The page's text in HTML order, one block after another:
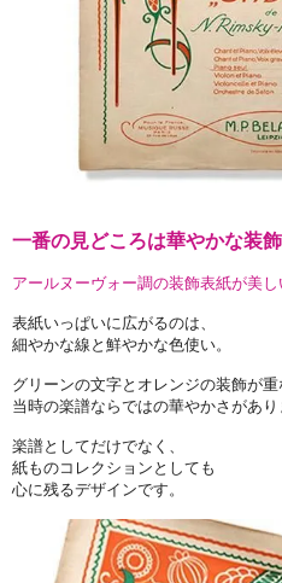
一番の見どころは華やかな装
アールヌーヴォー調の装飾表紙が美
表紙いっぱいに広がるのは、
細やかな線と鮮やかな色使い。
グリーンの文字とオレンジの装飾が重
当時の楽譜ならではの華やかさがあり
楽譜としてだけでなく、
紙ものコレクションとしても
心に残るデザインです。